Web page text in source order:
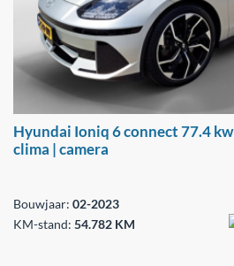
Hyundai Ioniq 6 connect 77.4
clima | camera
Bouwjaar: 02-2023
KM-stand: 54.782 KM